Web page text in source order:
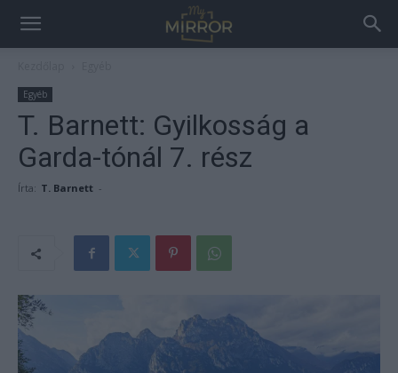
Egyéb
T. Barnett: Gyilkosság a
Garda-tónál 7. rész
Írta: T. Barnett -